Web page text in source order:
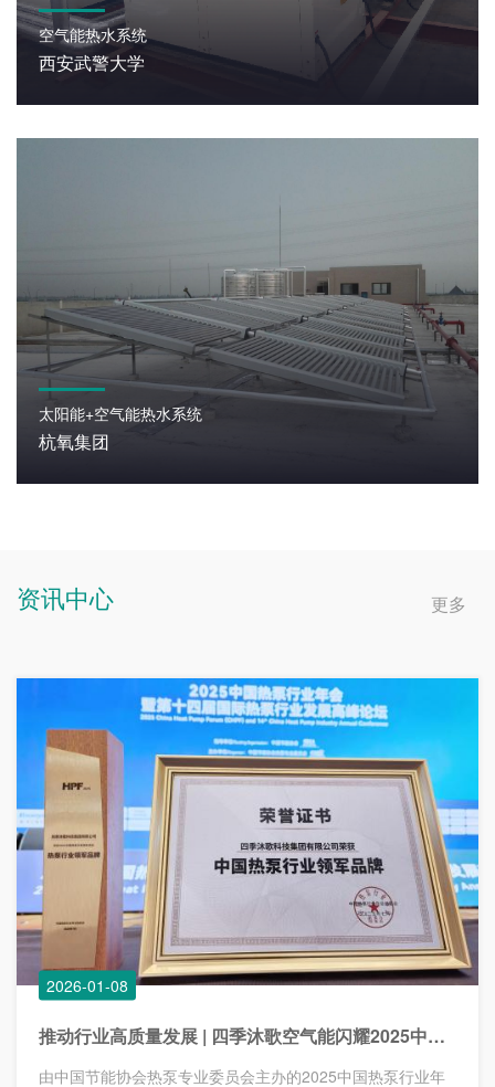
空气能热水系统
西安武警大学
太阳能+空气能热水系统
杭氧集团
资讯中心 更多
2026-01-08
推动行业高质量发展 | 四季沐歌空气能闪耀2025中国热泵行业年会,荣获热泵行业领军品牌荣誉称号
由中国节能协会热泵专业委员会主办的2025中国热泵行业年